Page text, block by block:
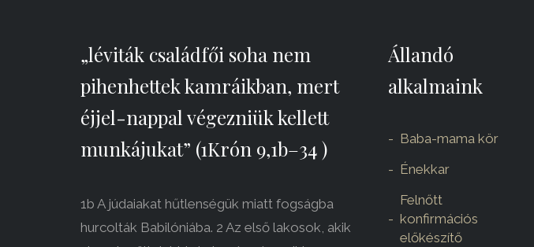
„léviták családfői soha nem
pihenhettek kamráikban, mert
éjjel-nappal végezniük kellett
munkájukat” (1Krón 9,1b–34 )
1b A júdaiakat hűtlenségük miatt fogságba
hurcolták Babilóniába. 2 Az első lakosok, akik
Állandó
alkalmaink
Baba-mama kör
Énekkar
Felnőtt
konfirmációs
előkészítő